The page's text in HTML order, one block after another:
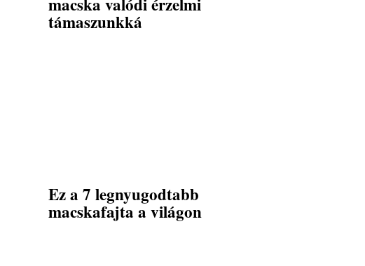
támaszunkká
Ez a 7 legnyugodtabb
macskafajta a világon